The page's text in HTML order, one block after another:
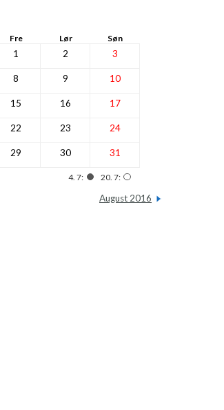
Fre Lør Søn
1 2 3
8 9 10
15 16 17
22 23 24
29 30 31
4. 7: 20. 7:
August 2016